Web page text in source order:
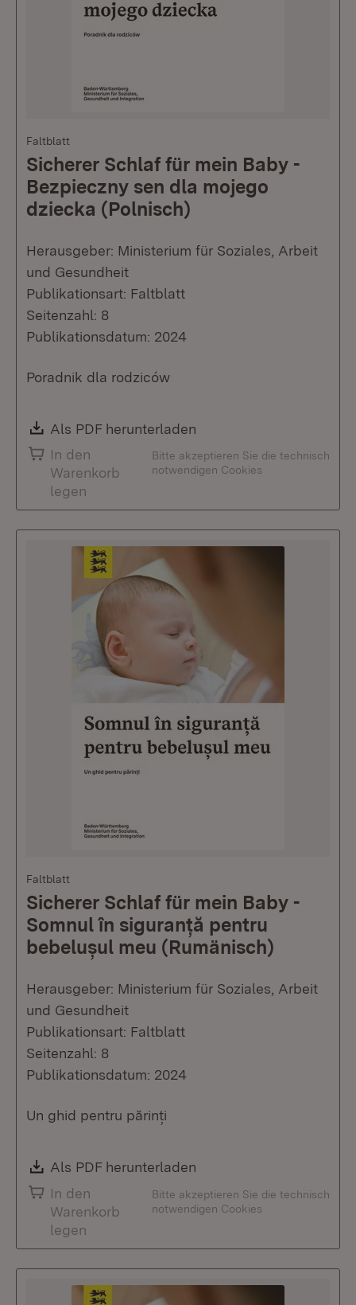
Faltblatt
Sicherer Schlaf für mein Baby -
Bezpieczny sen dla mojego
dziecka (Polnisch)
Herausgeber: Ministerium für Soziales, Arbeit
und Gesundheit
Publikationsart: Faltblatt
Seitenzahl: 8
Publikationsdatum: 2024
Poradnik dla rodziców
Download:
Als PDF herunterladen
In den
Warenkorb
legen
Bitte akzeptieren Sie die technisch
notwendigen Cookies
Faltblatt
Sicherer Schlaf für mein Baby -
Somnul în siguranță pentru
bebelușul meu (Rumänisch)
Herausgeber: Ministerium für Soziales, Arbeit
und Gesundheit
Publikationsart: Faltblatt
Seitenzahl: 8
Publikationsdatum: 2024
Un ghid pentru părinți
Download:
Als PDF herunterladen
In den
Warenkorb
legen
Bitte akzeptieren Sie die technisch
notwendigen Cookies